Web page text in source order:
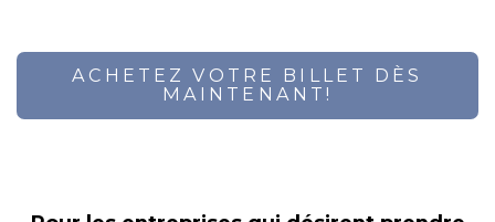
ACHETEZ VOTRE BILLET DÈS
MAINTENANT!